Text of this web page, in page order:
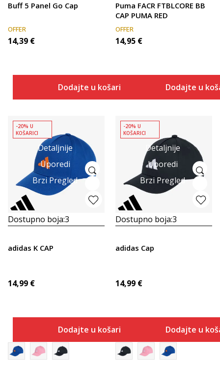
Buff 5 Panel Go Cap
OFFER
14,39 €
Dodajte u košaricu
Puma FACR FTBLCORE BB
CAP PUMA RED
OFFER
14,95 €
Dodajte u
Detaljnije
Uporedi
Brzi Pregled
-20% U
KOŠARICI
Dostupno boja:3
adidas K CAP
14,99 €
Dodajte u košaricu
Detaljnije
Uporedi
Brzi Pregled
-20% U
KOŠARICI
Dostupno boja:3
adidas Cap
14,99 €
Dodajte u